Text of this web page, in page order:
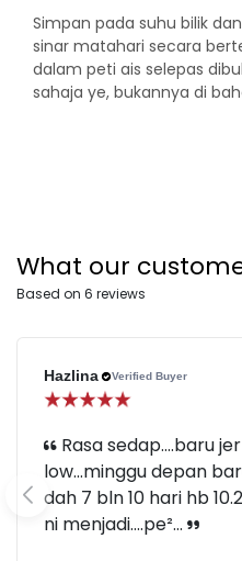
Simpan pada suhu bilik
sinar matahari secara
dalam peti ais selepas
sahaja ye, bukannya di
What our
Based on 6 reviews
Hazlina Verified Buyer
Rasa sedap....baru
low...minggu depan
dah 7 bln 10 hari hb
ni menjadi....pe²...